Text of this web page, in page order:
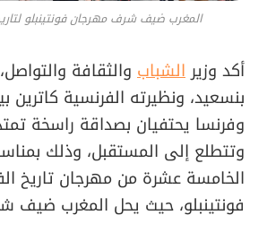
المغرب ضيف شرف مهرجان فونتينبلو
أكد وزيرالشباب والثقافة
بنسعيد، ونظيرته الفرنسية كاترين
وفرنسا يحتفيان بصداقة راسخة
وتتطلع إلى المستقبل، وذلك
الخامسة عشرة من مهرجان تاريخ
فونتينبلو، حيث يحل المغرب ضيف